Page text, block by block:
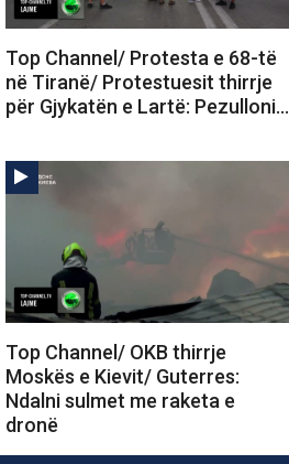
Top Channel/ Protesta e 68-të
në Tiranë/ Protestuesit thirrje
për Gjykatën e Lartë: Pezulloni…
Top Channel/ OKB thirrje
Moskës e Kievit/ Guterres:
Ndalni sulmet me raketa e
dronë